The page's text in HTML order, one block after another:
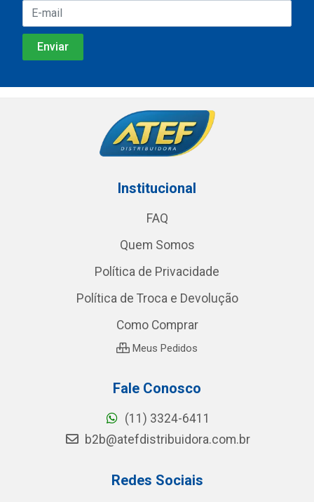
Institucional
FAQ
Quem Somos
Política de Privacidade
Política de Troca e Devolução
Como Comprar
Meus Pedidos
Fale Conosco
(11) 3324-6411
b2b@atefdistribuidora.com.br
Redes Sociais